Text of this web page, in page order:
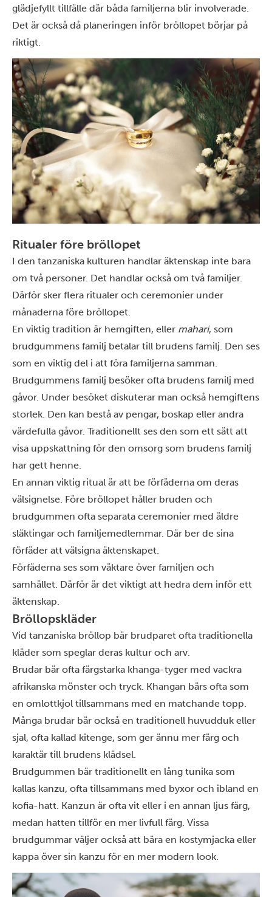
glädjefyllt tillfälle där båda familjerna blir involverade.
Det är också då planeringen inför bröllopet börjar på
riktigt.
Ritualer före bröllopet
I den tanzaniska kulturen handlar äktenskap inte bara
om två personer. Det handlar också om två familjer.
Därför sker flera ritualer och ceremonier under
månaderna före bröllopet.
En viktig tradition är hemgiften, eller mahari, som
brudgummens familj betalar till brudens familj. Den ses
som en viktig del i att föra familjerna samman.
Brudgummens familj besöker ofta brudens familj med
gåvor. Under besöket diskuterar man också hemgiftens
storlek. Den kan bestå av pengar, boskap eller andra
värdefulla gåvor. Traditionellt ses den som ett sätt att
visa uppskattning för den omsorg som brudens familj
har gett henne.
En annan viktig ritual är att be förfäderna om deras
välsignelse. Före bröllopet håller bruden och
brudgummen ofta separata ceremonier med äldre
släktingar och familjemedlemmar. Där ber de sina
förfäder att välsigna äktenskapet.
Förfäderna ses som väktare över familjen och
samhället. Därför är det viktigt att hedra dem inför ett
äktenskap.
Bröllopskläder
Vid tanzaniska bröllop bär brudparet ofta traditionella
kläder som speglar deras kultur och arv.
Brudar bär ofta färgstarka khanga-tyger med vackra
afrikanska mönster och tryck. Khangan bärs ofta som
en omlottkjol tillsammans med en matchande topp.
Många brudar bär också en traditionell huvudduk eller
sjal, ofta kallad kitenge, som ger ännu mer färg och
karaktär till brudens klädsel.
Brudgummen bär traditionellt en lång tunika som
kallas kanzu, ofta tillsammans med byxor och ibland en
kofia-hatt. Kanzun är ofta vit eller i en annan ljus färg,
medan hatten tillför en mer livfull färg. Vissa
brudgummar väljer också att bära en kostymjacka eller
kappa över sin kanzu för en mer modern look.